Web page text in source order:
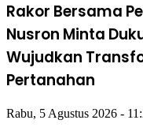
Rakor Bersama
Nusron Minta
Wujudkan
Pertanahan
Rabu, 5 Agustus 2026 -